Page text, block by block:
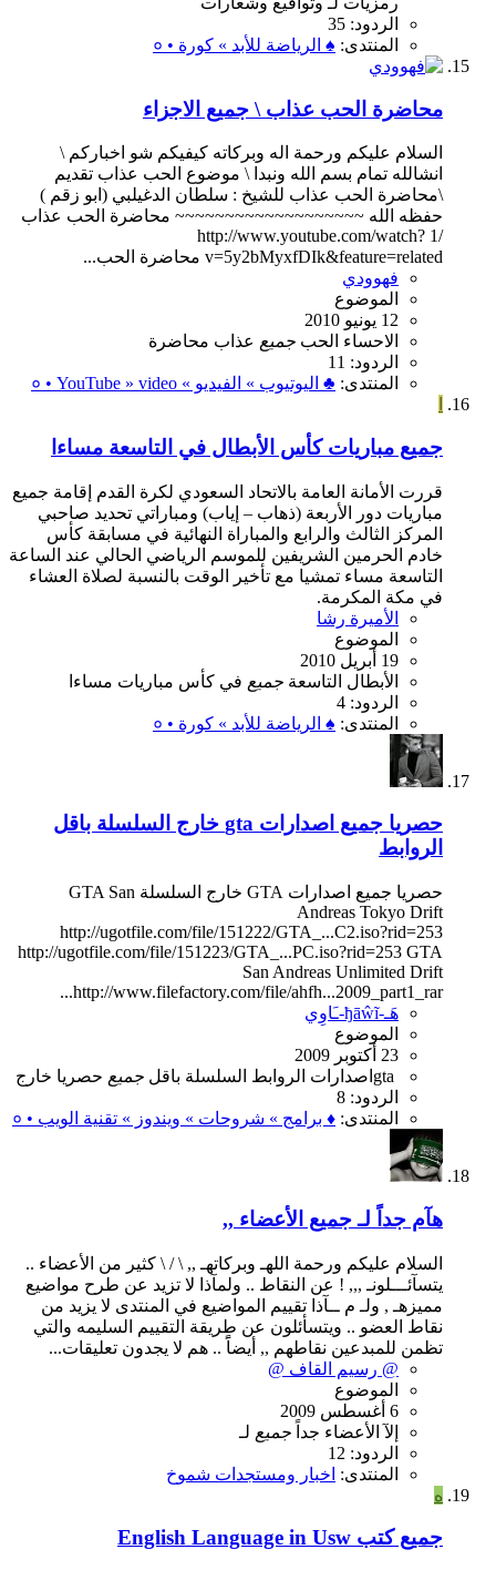
الردود: 35
المنتدى: ♠ الرياضة للأبد » كورة • ०
محاضرة الحب عذاب \ جميع الاجزاء
السلام عليكم ورحمة اله وبركاته كيفيكم شو اخباركم \
انشالله تمام بسم الله ونبدا \ موضوع الحب عذاب تقديم
\محاضرة الحب عذاب للشيخ : سلطان الدغيلبي (ابو زقم )
حفظه الله ~~~~~~~~~~~~~~~~~~~ محاضرة الحب عذاب
/1 http://www.youtube.com/watch?
v=5y2bMyxfDIk&feature=related محاضرة الحب...
فهوودي
الموضوع
12 يونيو 2010
الاحساء الحب جميع عذاب محاضرة
الردود: 11
المنتدى: ♣ اليوتيوب » الفيديو » ० • YouTube » video
جميع مباريات كأس الأبطال في التاسعة مساءا
قررت الأمانة العامة بالاتحاد السعودي لكرة القدم إقامة جميع
مباريات دور الأربعة (ذهاب – إياب) ومباراتي تحديد صاحبي
المركز الثالث والرابع والمباراة النهائية في مسابقة كأس
خادم الحرمين الشريفين للموسم الرياضي الحالي عند الساعة
التاسعة مساء تمشيا مع تأخير الوقت بالنسبة لصلاة العشاء
في مكة المكرمة.
الأميرة رشا
الموضوع
19 أبريل 2010
الأبطال التاسعة جميع في كأس مباريات مساءا
الردود: 4
المنتدى: ♠ الرياضة للأبد » كورة • ०
حصريا جميع اصدارات gta خارج السلسلة باقل
الروابط
حصريا جميع اصدارات GTA خارج السلسلة GTA San
Andreas Tokyo Drift
http://ugotfile.com/file/151222/GTA_...C2.iso?rid=253
http://ugotfile.com/file/151223/GTA_...PC.iso?rid=253 GTA
San Andreas Unlimited Drift
http://www.filefactory.com/file/ahfh...2009_part1_rar...
هَـ-ђāŵĩ-ـَاوِي
الموضوع
23 أكتوبر 2009
gta اصدارات الروابط السلسلة باقل جميع حصريا خارج
الردود: 8
المنتدى: ♦ برامج » شروحات » ويندوز » تقنية الويب • ०
هآم جداً لـ جميع الأعضاء ,,
السلام عليكم ورحمة اللهـ وبركاتهـ ,, \ / \ كثير من الأعضاء ..
يتسآئـــلونـ ,,, ! عن النقاط .. ولمآذا لا تزيد عن طرح مواضيع
مميزهـ , ولـ م ــآذا تقييم المواضيع في المنتدى لا يزيد من
نقاط العضو .. ويتسأئلون عن طريقة التقييم السليمه والتي
تظمن للمبدعين نقاطهم ,, أيضاًَ .. هم لا يجدون تعليقات...
@ رسيم القاف @
الموضوع
6 أغسطس 2009
إلآ الأعضاء جداً جميع لـ
الردود: 12
المنتدى: اخبار ومستجدات شموخ
ه
جميع كتب English Language in Usw